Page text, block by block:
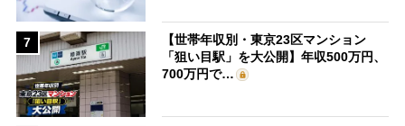
7
【世帯年収別・東京23区マンション
「狙い目駅」を大公開】年収500万円、
700万円で…